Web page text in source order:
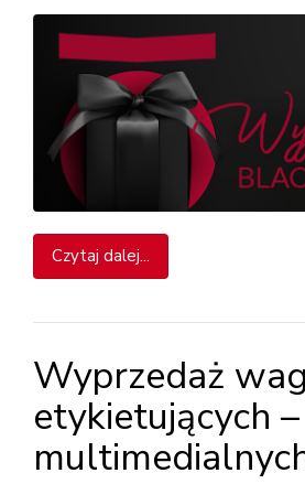
Czytaj dalej...
Wyprzedaż wag
etykietujących –